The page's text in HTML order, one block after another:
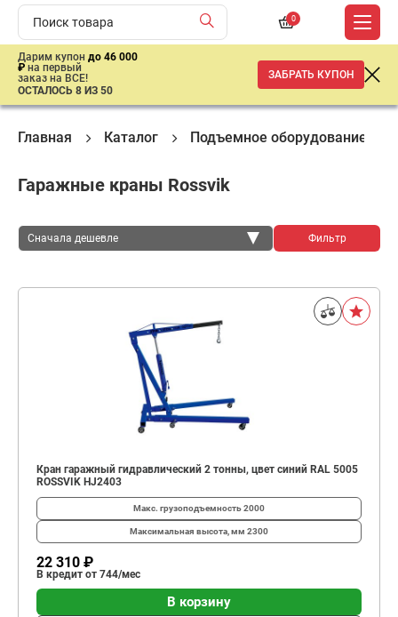
0
Дарим купон до 46 000
₽ на первый
заказ на ВСЕ!
ОСТАЛОСЬ 8 ИЗ 50
ЗАБРАТЬ КУПОН
Главная Каталог Подъемное оборудование
Гаражные краны Rossvik
Сначала дешевле Фильтр
Кран гаражный гидравлический 2 тонны, цвет синий RAL 5005
ROSSVIK HJ2403
Макс. грузоподъемность2000
Максимальная высота, мм 2300
22 310 ₽
В кредит от 744/мес
В корзину